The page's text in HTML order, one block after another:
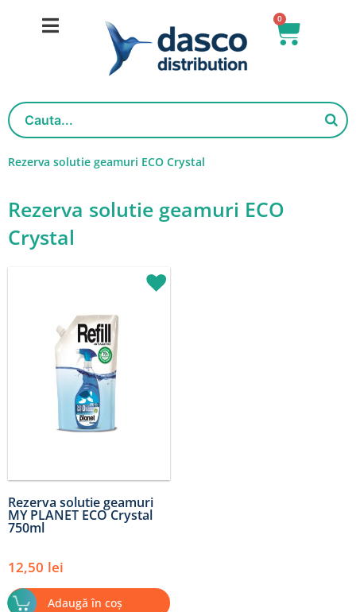
0
Cart
Rezerva solutie geamuri ECO Crystal
Rezerva solutie geamuri ECO
Crystal
Rezerva solutie geamuri
MY PLANET ECO Crystal
750ml
12,50 lei
Adaugă în coș